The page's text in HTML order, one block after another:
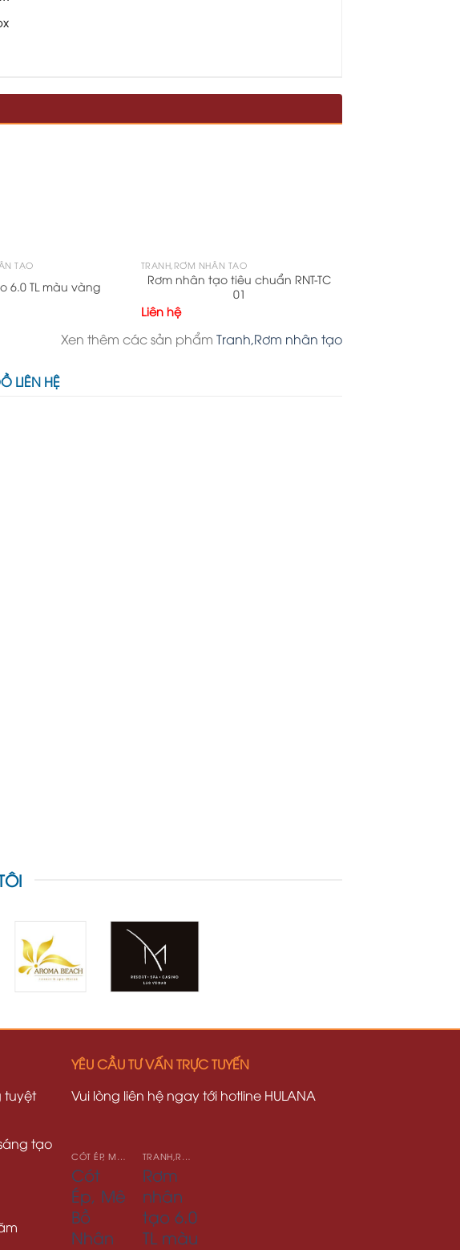
TẠO
6.0 TL màu vàng
TRANH,RƠM NHÂN TẠO
Rơm nhân tạo tiêu chuẩn RNT-TC
01
Liên hệ
Xen thêm các sản phẩm Tranh,Rơm nhân tạo
LIÊN HỆ
tuyệt
tạo
YÊU CẦU TƯ VẤN TRỰC TUYẾN
Vui lòng liên hệ ngay tới hotline HULANA
CÓT ÉP, MÊ BỒ NHÂN TẠO
Cót
Ép, Mê
Bồ
Nhân
TRANH,RƠM NHÂN TẠO
Rơm
nhân
tạo 6.0
TL màu